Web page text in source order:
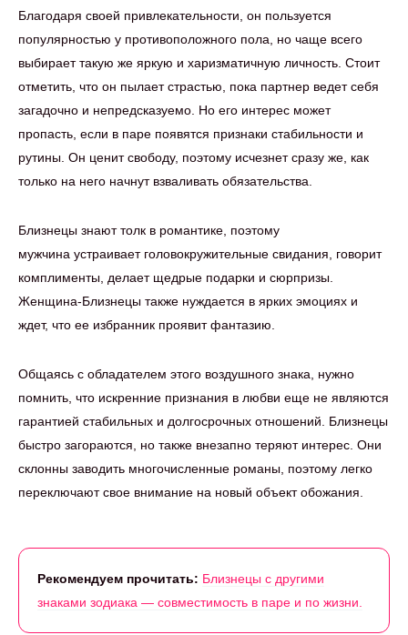
Благодаря своей привлекательности, он пользуется
популярностью у противоположного пола, но чаще всего
выбирает такую же яркую и харизматичную личность. Стоит
отметить, что он пылает страстью, пока партнер ведет себя
загадочно и непредсказуемо. Но его интерес может
пропасть, если в паре появятся признаки стабильности и
рутины. Он ценит свободу, поэтому исчезнет сразу же, как
только на него начнут взваливать обязательства.
Близнецы знают толк в романтике, поэтому
мужчина устраивает головокружительные свидания, говорит
комплименты, делает щедрые подарки и сюрпризы.
Женщина-Близнецы также нуждается в ярких эмоциях и
ждет, что ее избранник проявит фантазию.
Общаясь с обладателем этого воздушного знака, нужно
помнить, что искренние признания в любви еще не являются
гарантией стабильных и долгосрочных отношений. Близнецы
быстро загораются, но также внезапно теряют интерес. Они
склонны заводить многочисленные романы, поэтому легко
переключают свое внимание на новый объект обожания.
Рекомендуем прочитать: Близнецы с другими
знаками зодиака — совместимость в паре и по жизни.